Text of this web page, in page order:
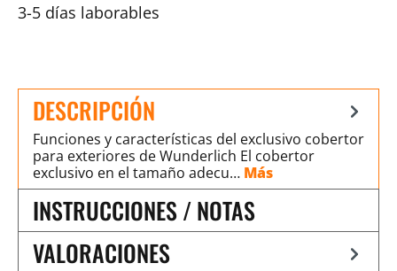
3-5 días laborables
DESCRIPCIÓN
Funciones y características del exclusivo cobertor
para exteriores de Wunderlich El cobertor
exclusivo en el tamaño adecu… Más
INSTRUCCIONES / NOTAS
VALORACIONES